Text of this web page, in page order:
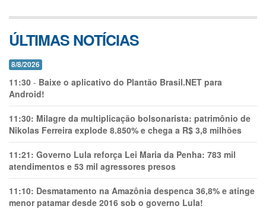
ÚLTIMAS NOTÍCIAS
8/8/2026
11:30 - Baixe o aplicativo do Plantão Brasil.NET para
Android!
11:30: Milagre da multiplicação bolsonarista: patrimônio de
Nikolas Ferreira explode 8.850% e chega a R$ 3,8 milhões
11:21: Governo Lula reforça Lei Maria da Penha: 783 mil
atendimentos e 53 mil agressores presos
11:10: Desmatamento na Amazônia despenca 36,8% e atinge
menor patamar desde 2016 sob o governo Lula!